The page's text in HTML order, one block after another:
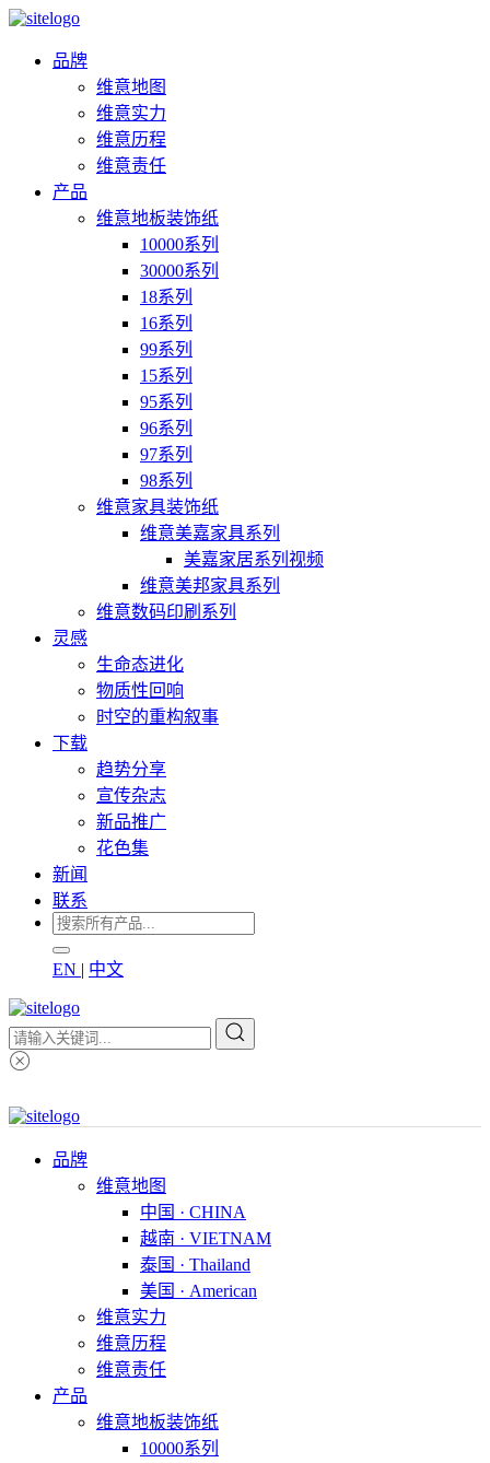
品牌
维意地图
维意实力
维意历程
维意责任
产品
维意地板装饰纸
10000系列
30000系列
18系列
16系列
99系列
15系列
95系列
96系列
97系列
98系列
维意家具装饰纸
维意美嘉家具系列
美嘉家居系列视频
维意美邦家具系列
维意数码印刷系列
灵感
生命态进化
物质性回响
时空的重构叙事
下载
趋势分享
宣传杂志
新品推广
花色集
新闻
联系
EN | 中文
品牌
维意地图
中国 · CHINA
越南 · VIETNAM
泰国 · Thailand
美国 · American
维意实力
维意历程
维意责任
产品
维意地板装饰纸
10000系列